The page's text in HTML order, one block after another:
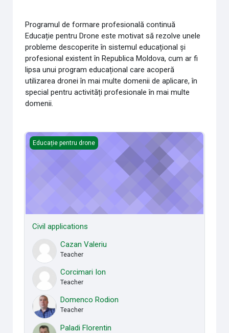
Programul de formare profesională continuă
Educație pentru Drone este motivat să rezolve unele
probleme descoperite în sistemul educațional și
profesional existent în Republica Moldova, cum ar fi
lipsa unui program educațional care acoperă
utilizarea dronei în mai multe domenii de aplicare, în
special pentru activități profesionale în mai multe
domenii.
Civil applications
Educație pentru drone
Civil applications
Cazan Valeriu
Teacher
Corcimari Ion
Teacher
Domenco Rodion
Teacher
Paladi Florentin